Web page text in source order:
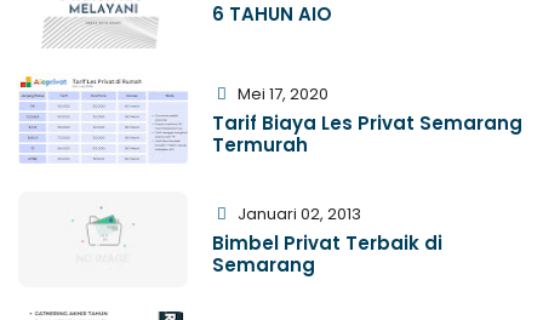
6 TAHUN AIO
Mei 17, 2020
Tarif Biaya Les Privat Semarang
Termurah
Januari 02, 2013
Bimbel Privat Terbaik di
Semarang